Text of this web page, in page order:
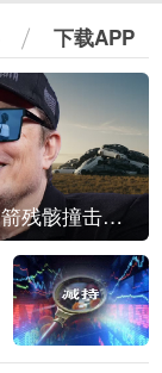
下载APP
SpaceX火箭残骸撞击月球